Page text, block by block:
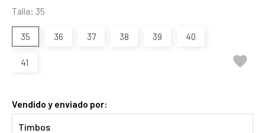
Talla: 35
35 36 37 38 39 40
41 
Vendido y enviado por:
Timbos